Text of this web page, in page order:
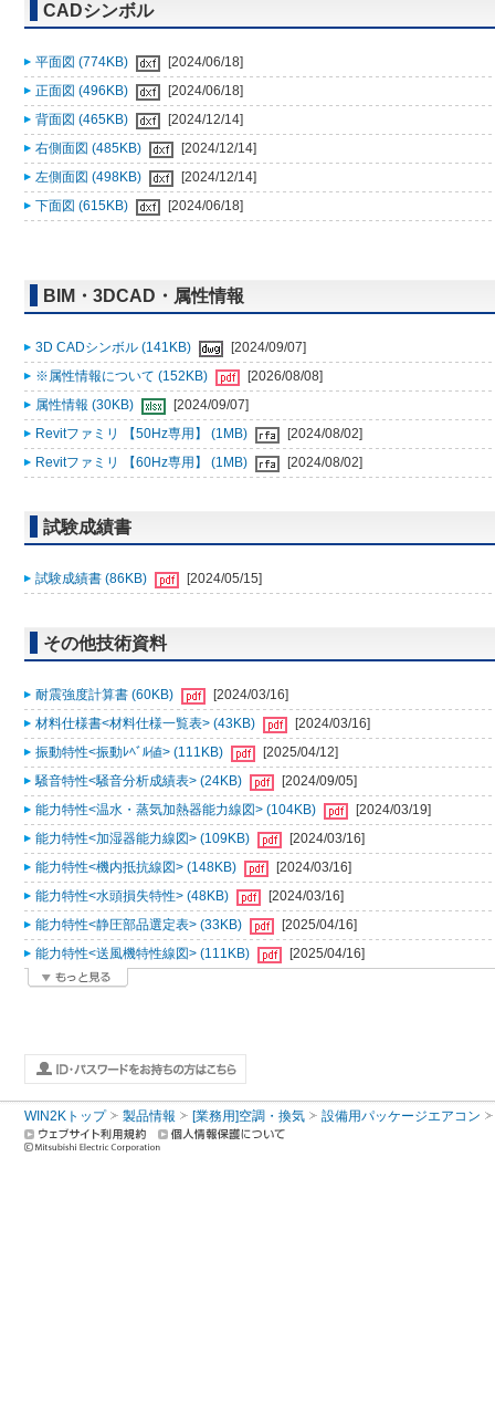
CADシンボル
平面図 (774KB)
[2024/06/18]
正面図 (496KB)
[2024/06/18]
背面図 (465KB)
[2024/12/14]
右側面図 (485KB)
[2024/12/14]
左側面図 (498KB)
[2024/12/14]
下面図 (615KB)
[2024/06/18]
BIM・3DCAD・属性情報
3D CADシンボル (141KB)
[2024/09/07]
※属性情報について (152KB)
[2026/08/08]
属性情報 (30KB)
[2024/09/07]
Revitファミリ 【50Hz専用】 (1MB)
[2024/08/02]
Revitファミリ 【60Hz専用】 (1MB)
[2024/08/02]
試験成績書
試験成績書 (86KB) [2024/05/15]
その他技術資料
耐震強度計算書 (60KB)
[2024/03/16]
材料仕様書<材料仕様一覧表> (43KB)
[2024/03/16]
振動特性<振動ﾚﾍﾞﾙ値> (111KB)
[2025/04/12]
騒音特性<騒音分析成績表> (24KB)
[2024/09/05]
能力特性<温水・蒸気加熱器能力線図> (104KB)
[2024/03/19]
能力特性<加湿器能力線図> (109KB)
[2024/03/16]
能力特性<機内抵抗線図> (148KB)
[2024/03/16]
能力特性<水頭損失特性> (48KB)
[2024/03/16]
能力特性<静圧部品選定表> (33KB)
[2025/04/16]
能力特性<送風機特性線図> (111KB)
[2025/04/16]
WIN2Kトップ 製品情報 [業務用]空調・換気 設備用パッケージエアコン